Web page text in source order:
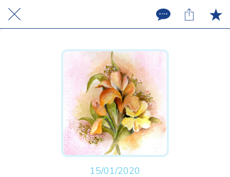
15/01/2020